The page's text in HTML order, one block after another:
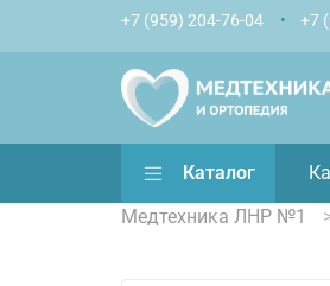
+7 (959) 204-76-04 +7
Каталог
Медтехника ЛНР №1